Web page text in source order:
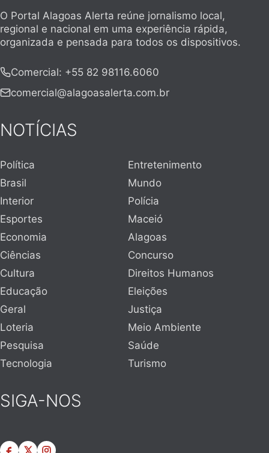
O Portal Alagoas Alerta reúne jornalismo local,
regional e nacional em uma experiência rápida,
organizada e pensada para todos os dispositivos.
Comercial: +55 82 98116.6060
comercial@alagoasalerta.com.br
NOTÍCIAS
Política
Entretenimento
Brasil
Mundo
Interior
Polícia
Esportes
Maceió
Economia
Alagoas
Ciências
Concurso
Cultura
Direitos Humanos
Educação
Eleições
Geral
Justiça
Loteria
Meio Ambiente
Pesquisa
Saúde
Tecnologia
Turismo
SIGA-NOS